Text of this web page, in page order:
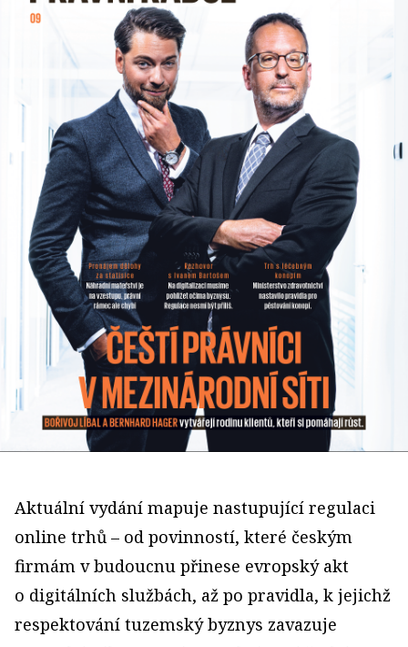
Aktuální vydání mapuje nastupující regulaci
online trhů – od povinností, které českým
firmám v budoucnu přinese evropský akt
o digitálních službách, až po pravidla, k jejichž
respektování tuzemský byznys zavazuje